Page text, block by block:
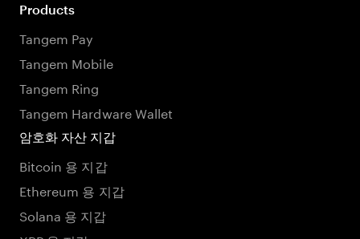
Products
Tangem Pay
Tangem Mobile
Tangem Ring
Tangem Hardware Wallet
암호화 자산 지갑
Bitcoin 용 지갑
Ethereum 용 지갑
Solana 용 지갑